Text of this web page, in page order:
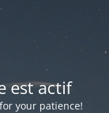
est actif
your patience!